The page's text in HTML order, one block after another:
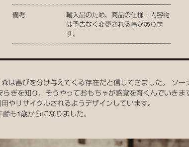
備考
輸入品のため、商品の仕様・内容物
は予告なく変更される事がありま
す。
は喜びを分け与えてくる存在だと信じてきました。 ソー
ぎを知り、そうやっておもちゃが感覚を育くんでいきま
やリサイクルされるようデザインしています。
も1歳からになりました。